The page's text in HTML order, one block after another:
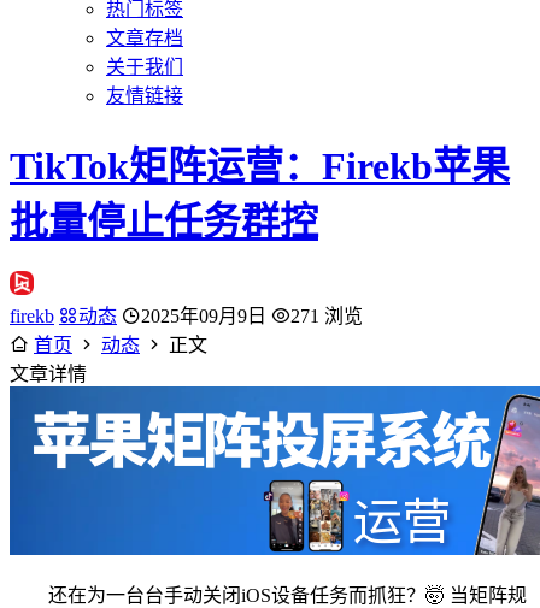
热门标签
文章存档
关于我们
友情链接
TikTok矩阵运营：Firekb苹果
批量停止任务群控
firekb 动态 2025年09月9日
271 浏览
首页
动态
正文
文章详情
还在为一台台手动关闭iOS设备任务而抓狂？🤯 当矩阵规